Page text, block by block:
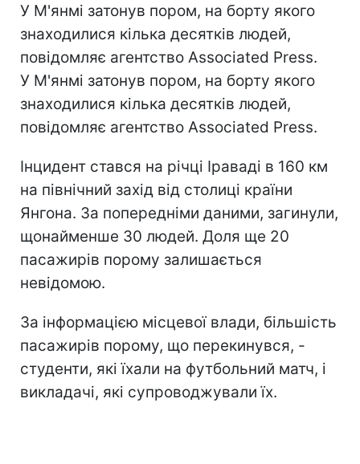
У М'янмі затонув пором, на борту якого
знаходилися кілька десятків людей,
повідомляє агентство Associated Press.
У М'янмі затонув пором, на борту якого
знаходилися кілька десятків людей,
повідомляє агентство Associated Press.
Інцидент стався на річці Іраваді в 160 км
на північний захід від столиці країни
Янгона. За попередніми даними, загинули,
щонайменше 30 людей. Доля ще 20
пасажирів порому залишається
невідомою.
За інформацією місцевої влади, більшість
пасажирів порому, що перекинувся, -
студенти, які їхали на футбольний матч, і
викладачі, які супроводжували їх.